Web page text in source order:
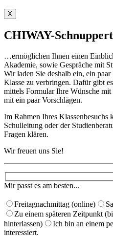
X
CHIWAY-
…ermöglichen Ihnen einen
Akademie, sowie Gespräche mit
Wir laden Sie deshalb ein, ein
Klasse zu verbringen. Dafür gibt
mittels Formular Ihre Wünsche
mit ein paar Vorschlägen. ​
Im Rahmen Ihres Klassenbesuchs
Schulleitung oder der
Fragen klären.
Wir freuen uns Sie!
Mir passt es am besten...
Freitagnachmittag (online)
Zu einem späteren Zeitpunkt
hinterlassen)
Ich bin an einem
interessiert.